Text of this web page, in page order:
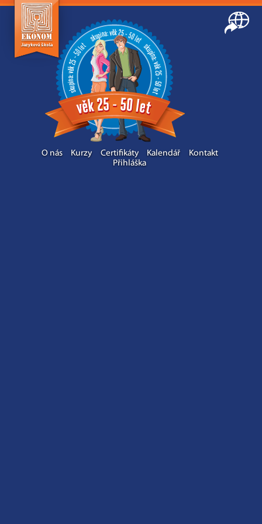
O nás Kurzy Certifikáty Kalendář
Kontakt
Přihláška